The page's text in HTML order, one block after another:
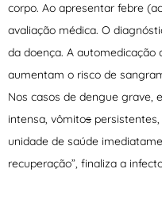
corpo. Ao apresentar febre
avaliação médica. O
da doença. A
aumentam o risco de
Nos casos de dengue grave,
intensa, vômitos
unidade de saúde
recuperação”, finaliza a